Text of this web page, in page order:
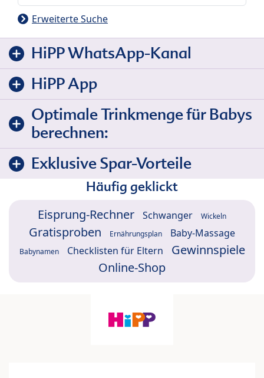
Erweiterte Suche
HiPP WhatsApp-Kanal
HiPP App
Optimale Trinkmenge für Babys
berechnen:
Exklusive Spar-Vorteile
Häufig geklickt
Eisprung-Rechner Schwanger Wickeln
Gratisproben Ernährungsplan Baby-Massage
Babynamen Checklisten für Eltern
Gewinnspiele
Online-Shop